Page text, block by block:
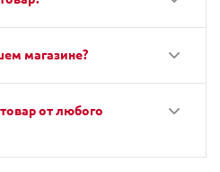
магазине?
от любого